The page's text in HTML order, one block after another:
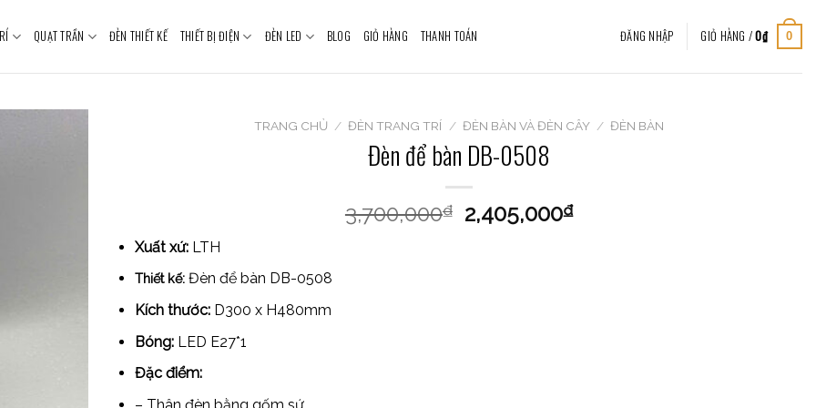
QUẠT TRẦN ĐÈN THIẾT KẾ THIẾT BỊ ĐIỆN ĐÈN LED BLOG GIỎ HÀNG THANH TOÁN ĐĂNG NHẬP GIỎ HÀNG /0₫ 0
TRANG CHỦ / ĐÈN TRANG TRÍ / ĐÈN BÀN VÀ ĐÈN CÂY / ĐÈN BÀN
Đèn để bàn DB-0508
3,700,000₫ 2,405,000₫
Xuất xứ:LTH
Thiết kế:Đèn để bàn DB-0508
Kích thước: D300 x H480mm
Bóng:LED E27*1
Đặc điểm: